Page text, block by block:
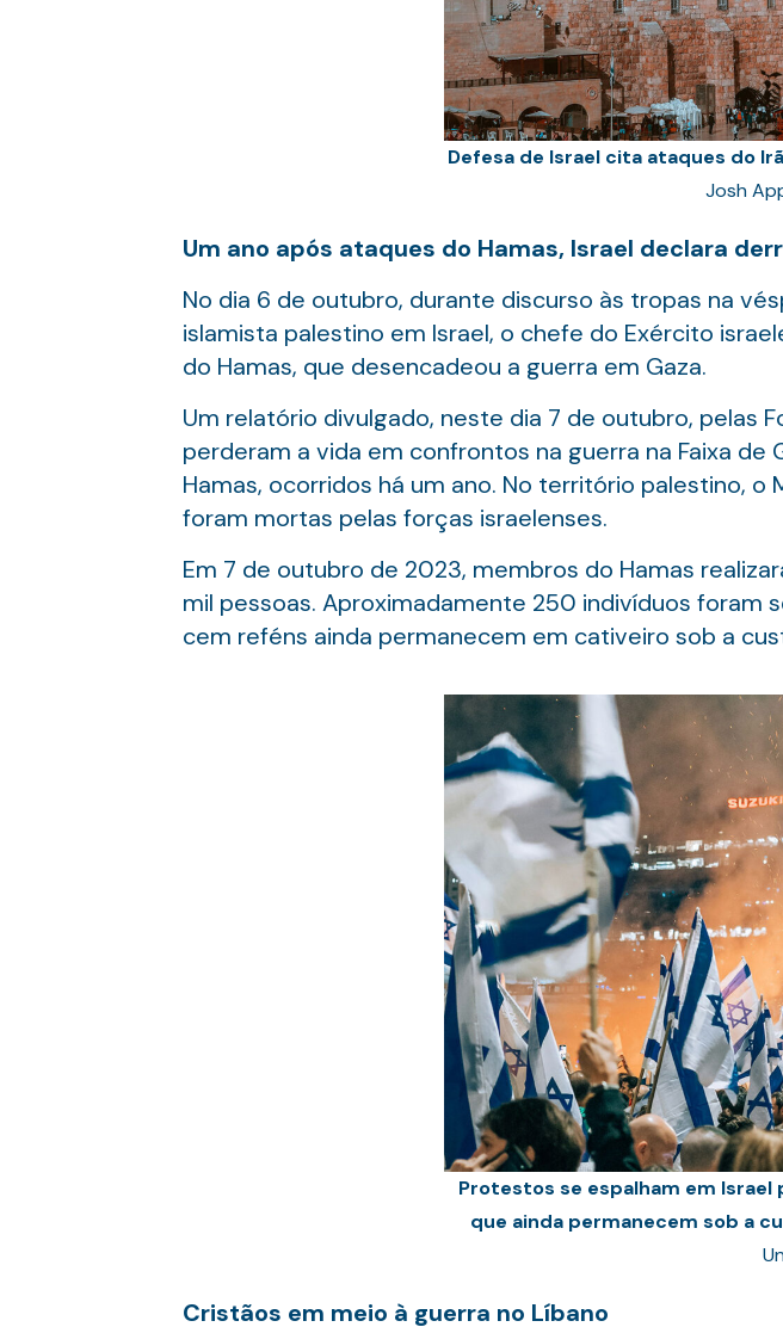
Defesa de Israel cita ataques do
Josh
Um ano após ataques do Hamas, Israel declara
No dia 6 de outubro, durante discurso às tropas na
islamista palestino em Israel, o chefe do Exército
do Hamas, que desencadeou a guerra em Gaza.
Um relatório divulgado, neste dia 7 de outubro, pelas
perderam a vida em confrontos na guerra na Faixa
Hamas, ocorridos há um ano. No território palestino,
foram mortas pelas forças israelenses.
Em 7 de outubro de 2023, membros do Hamas
mil pessoas. Aproximadamente 250 indivíduos foram
cem reféns ainda permanecem em cativeiro sob a
Protestos se espalham em
que ainda permanecem sob a
Cristãos em meio à guerra no Líbano